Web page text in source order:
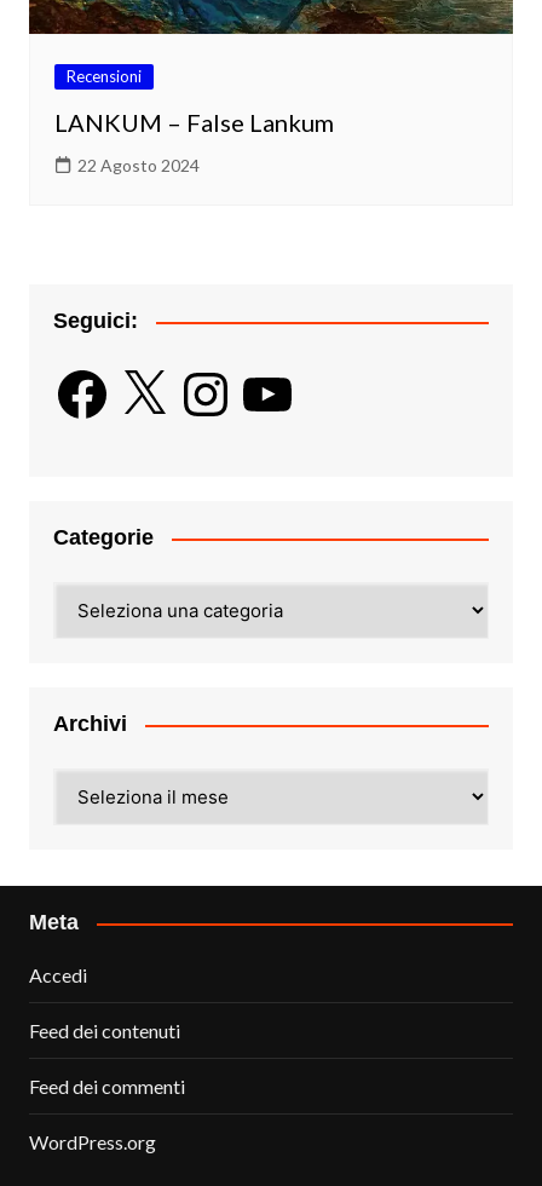
Recensioni
LANKUM – False Lankum
22 Agosto 2024
Seguici:
Facebook
X InstagramYouTube
Categorie
Archivi
Meta
Accedi
Feed dei contenuti
Feed dei commenti
WordPress.org